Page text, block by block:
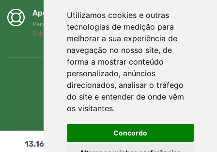
Utilizamos cookies e outras
tecnologias de medição para
melhorar a sua experiência de
navegação no nosso site, de
forma a mostrar conteúdo
personalizado, anúncios
direcionados, analisar o tráfego
do site e entender de onde vêm
os visitantes.
Concordo
Apoiamos a Trees.org
Para cada encomenda plantamos uma árvore! Leia mais
Sobre nós
13,16 Adicionar ao carrinho